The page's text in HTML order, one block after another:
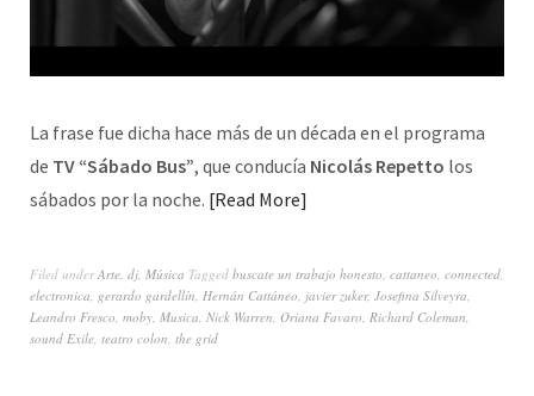
La frase fue dicha hace más de un década en el programa
de TV “Sábado Bus”, que conducía Nicolás Repetto los
sábados por la noche. Read More
Filed underArte, dj, Música Tagged buscate un trabajo honesto, cattaneo, connected,
electronica, gerardo gardellín, Hernán Cattáneo, javier zuker, Josefina Silveyra,
Leandro Fresco, moby, Musica, Nick Warren, Oriana Favaro, Richard Coleman,
sound Exile, teatro colon, the grid